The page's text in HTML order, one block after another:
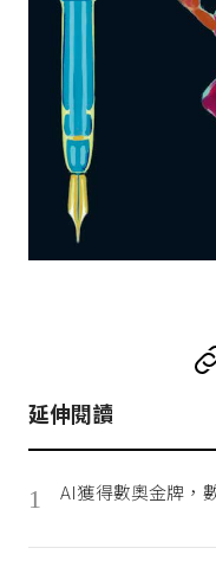
延伸閱讀
1 AI獲得數奧金牌，